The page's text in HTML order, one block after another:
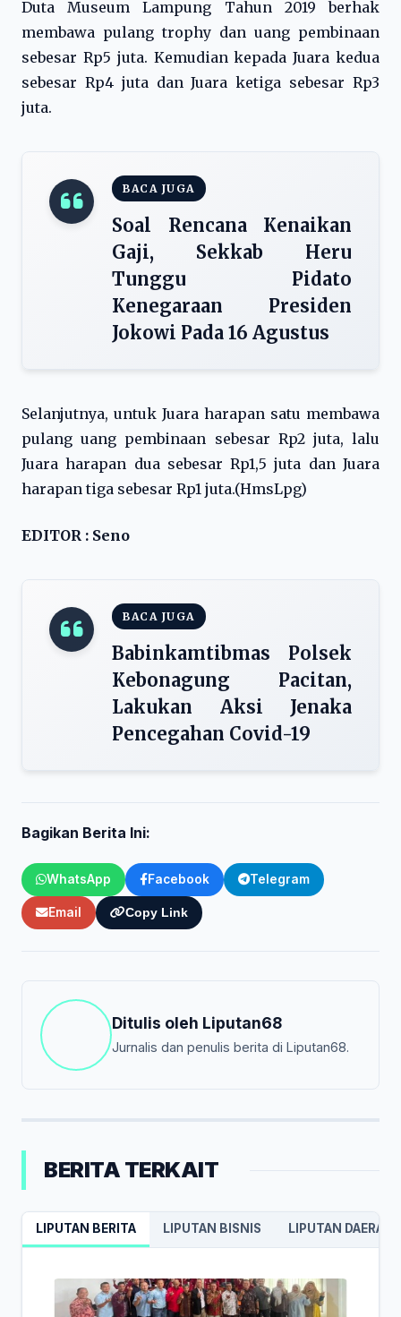
Duta Museum Lampung Tahun 2019 berhak
membawa pulang trophy dan uang pembinaan
sebesar Rp5 juta. Kemudian kepada Juara kedua
sebesar Rp4 juta dan Juara ketiga sebesar Rp3
juta.
BACA JUGA
Soal Rencana Kenaikan
Gaji, Sekkab Heru
Tunggu Pidato
Kenegaraan Presiden
Jokowi Pada 16 Agustus
Selanjutnya, untuk Juara harapan satu membawa
pulang uang pembinaan sebesar Rp2 juta, lalu
Juara harapan dua sebesar Rp1,5 juta dan Juara
harapan tiga sebesar Rp1 juta.(HmsLpg)
EDITOR : Seno
BACA JUGA
Babinkamtibmas Polsek
Kebonagung Pacitan,
Lakukan Aksi Jenaka
Pencegahan Covid-19
Bagikan Berita Ini:
WhatsApp Facebook Telegram
Email Copy Link
Ditulis oleh Liputan68
Jurnalis dan penulis berita di Liputan68.
BERITA TERKAIT
LIPUTAN BERITA LIPUTAN BISNIS LIPUTAN DAERAH